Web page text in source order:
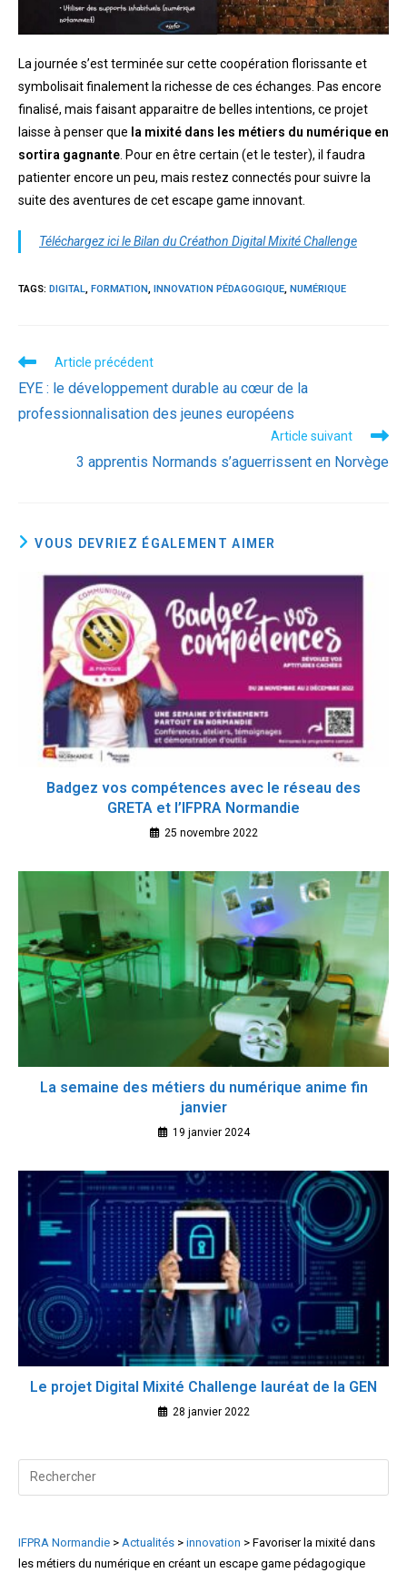
La journée s’est terminée sur cette coopération florissante et
symbolisait finalement la richesse de ces échanges. Pas encore
finalisé, mais faisant apparaitre de belles intentions, ce projet
laisse à penser que la mixité dans les métiers du numérique en
sortira gagnante . Pour en être certain (et le tester), il faudra
patienter encore un peu, mais restez connectés pour suivre la
suite des aventures de cet escape game innovant.
Téléchargez ici le Bilan du Créathon Digital Mixité Challenge
TAGS: DIGITAL, FORMATION, INNOVATION PÉDAGOGIQUE, NUMÉRIQUE
Read
articles
Article précédent
EYE : le développement durable au cœur de la
professionnalisation des jeunes européens
Article suivant
3 apprentis Normands s’aguerrissent en Norvège
VOUS DEVRIEZ ÉGALEMENT AIMER
Badgez vos compétences avec le réseau des
GRETA et l’IFPRA Normandie
25 novembre 2022
La semaine des métiers du numérique anime fin
janvier
19 janvier 2024
Le projet Digital Mixité Challenge lauréat de la GEN
28 janvier 2022
Search
for:
IFPRA Normandie > Actualités > innovation > Favoriser la mixité dans
les métiers du numérique en créant un escape game pédagogique